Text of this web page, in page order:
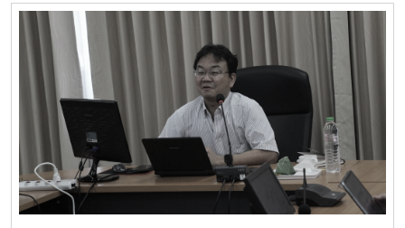
นักศึกษา ที่สามารถต่อยอดองค์ความรู้สู่การสร้างนวัตกรรมและ
การเป็นผู้ประกอบการแห่งอนาคตได้อย่างโดดเด่นCr:อุทยาน
วิทยาศาสตร์เทคโนโลยีเกษตรและอาหาร Maejo Agro Food
Park
(MAP)https://www.facebook.com/share/18ZhSJ8uJx/
หลักสูตรวิศวกรรมศาสตรบัณฑิต สาขาวิศวกรรมอาหารเข้าร่วม
การอบรมเชิงปฏิบัติการ "SIPOC Model กับการบริหารจัดการ
การดำเนินการตามเกณฑ์ EdPEx" ใน วันที่ 12-13 พฤษภาคม
2569 ที่โรงแรมยูนิมมาน โดย ได้รับเกียรติจาก "ผู้ช่วย
ศาสตราจารย์ ดร.สุภัทร พัฒน์วิชัยโชติ" คณะวิศวกรรมศาสตร์
มหาวิทยาลัยเกษตรศาสตร์ เป็นวิทยากรการอบรมครั้งนี้ช่วยส่ง
เสริมให้บุคลากรนำความรู้ที่ได้ ใช้ในการวิเคราะห์ วางระบบและ
เชื่อมโยงกระบวนการ เพื่อมุ่งสู่ความเป็นเลิศขององค์กร